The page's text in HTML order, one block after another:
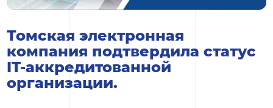
Томская электронная
компания подтвердила статус
IT-аккредитованной
организации.